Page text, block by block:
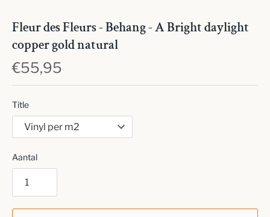
Fleur des Fleurs - Behang - A Bright daylight
copper gold natural
€55,95
Title
Aantal